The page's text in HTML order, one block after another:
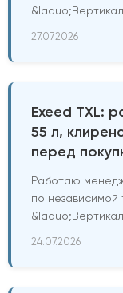
27.07.2026
Exeed TXL:
55 л,
перед
Работаю
по независимой
24.07.2026